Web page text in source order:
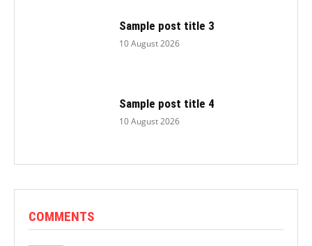
Sample post title 3
10 August 2026
Sample post title 4
10 August 2026
COMMENTS